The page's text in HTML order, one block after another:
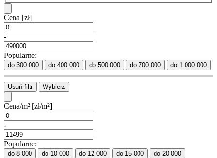
Cena [zł]
-
Popularne:
do 300 000 do 400 000 do 500 000 do 700 000 do 1 000 000
Usuń filtr Wybierz
Cena/m² [zł/m²]
-
Popularne:
do 8 000 do 10 000 do 12 000 do 15 000 do 20 000